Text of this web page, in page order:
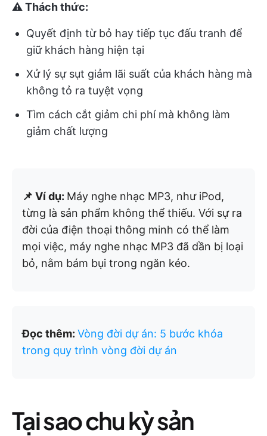
⚠️ Thách thức:
Quyết định từ bỏ hay tiếp tục đấu tranh để
giữ khách hàng hiện tại
Xử lý sự sụt giảm lãi suất của khách hàng mà
không tỏ ra tuyệt vọng
Tìm cách cắt giảm chi phí mà không làm
giảm chất lượng
📌 Ví dụ: Máy nghe nhạc MP3, như iPod,
từng là sản phẩm không thể thiếu. Với sự ra
đời của điện thoại thông minh có thể làm
mọi việc, máy nghe nhạc MP3 đã dần bị loại
bỏ, nằm bám bụi trong ngăn kéo.
Đọc thêm: Vòng đời dự án: 5 bước khóa
trong quy trình vòng đời dự án
Tại sao chu kỳ sản